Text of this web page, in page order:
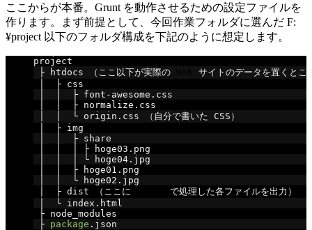
ここからが本番。Grunt を動作させるための設定ファイルを
作ります。まず前提として、今回作業フォルダに選んだ F:
¥project 以下のフォルダ構成を下記のように想定します。
project
├
htdocs （ここ以下が実際の
サイトのデータを置くとこ
├ css
├ font - awesome . css
├ normalize . css
└ origin . css （自分で書いた CSS ）
├ img
├ share
├ hoge03 . png
└ hoge04 . jpg
├ hoge01 . png
└ hoge02 . jpg
├ dist （ここに
で処理した各ファイルを出力）
└ index . html
├ node_modules
├ package . json